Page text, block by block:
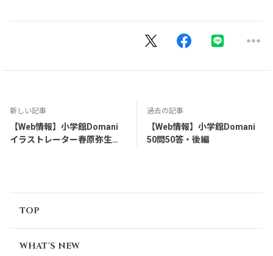
新しい記事
【Web情報】小学館Domani
イラストレーター春原弥生の
過去の記事
【Web情報】小学館Domani
50問50答・後編
TOP
WHAT'S NEW